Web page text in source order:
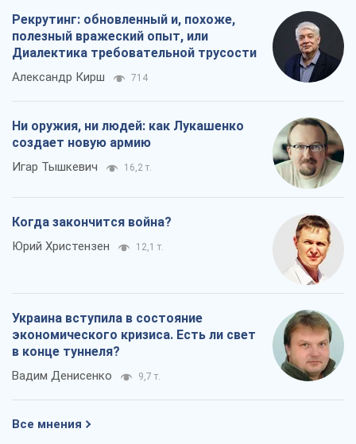
Рекрутинг: обновленный и, похоже,
полезный вражеский опыт, или
Диалектика требовательной трусости
Александр Кирш 714
Ни оружия, ни людей: как Лукашенко
создает новую армию
Игар Тышкевич 16,2 т.
Когда закончится война?
Юрий Христензен 12,1 т.
Украина вступила в состояние
экономического кризиса. Есть ли свет
в конце туннеля?
Вадим Денисенко 9,7 т.
Все мнения